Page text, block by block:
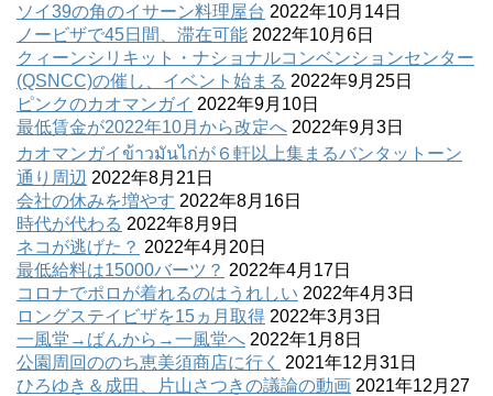
ソイ39の角のイサーン料理屋台 2022年10月14日
ノービザで45日間、滞在可能 2022年10月6日
クィーンシリキット・ナショナルコンベンションセンター
(QSNCC)の催し、イベント始まる 2022年9月25日
ピンクのカオマンガイ 2022年9月10日
最低賃金が2022年10月から改定へ 2022年9月3日
カオマンガイข้าวมันไก่が６軒以上集まるバンタットーン
通り周辺 2022年8月21日
会社の休みを増やす 2022年8月16日
時代が代わる 2022年8月9日
ネコが逃げた？ 2022年4月20日
最低給料は15000バーツ？ 2022年4月17日
コロナでポロが着れるのはうれしい 2022年4月3日
ロングステイビザを15ヵ月取得 2022年3月3日
一風堂→ばんから→一風堂へ 2022年1月8日
公園周回ののち恵美須商店に行く
2021年12月31日
ひろゆき＆成田、片山さつきの議論の動画 2021年12月27